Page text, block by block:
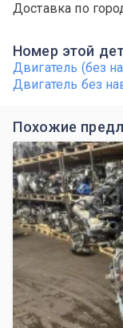
Доставка по
Номер этой
Двигатель (без
Двигатель без
Похожие